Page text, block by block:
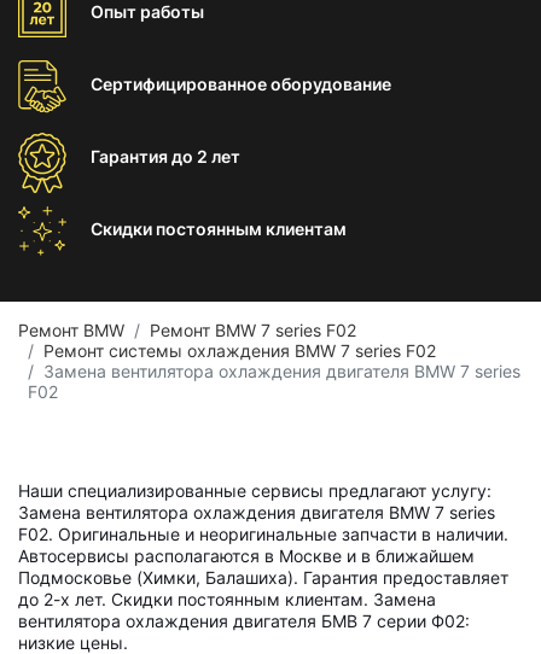
Опыт работы
Сертифицированноеоборудование
Гарантиядо 2 лет
Скидки постоянным клиентам
Ремонт BMW
Ремонт BMW 7 series F02
Ремонт системы охлаждения BMW 7 series F02
Замена вентилятора охлаждения двигателя BMW 7 series
F02
Наши специализированные сервисы предлагают услугу:
Замена вентилятора охлаждения двигателя BMW 7 series
F02. Оригинальные и неоригинальные запчасти в наличии.
Автосервисы располагаются в Москве и в ближайшем
Подмосковье (Химки, Балашиха). Гарантия предоставляет
до 2-х лет. Скидки постоянным клиентам. Замена
вентилятора охлаждения двигателя БМВ 7 серии Ф02:
низкие цены.